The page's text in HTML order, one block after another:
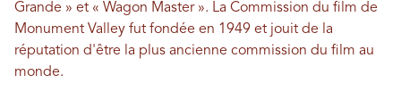
Grande » et « Wagon Master ». La Commission du film de
Monument Valley fut fondée en 1949 et jouit de la
réputation d'être la plus ancienne commission du film au
monde.